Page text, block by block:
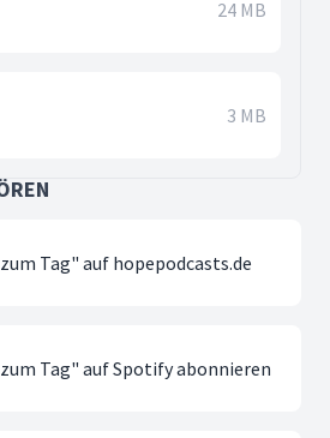
24 MB
3 MB
Tag" auf hopepodcasts.de
Tag" auf Spotify abonnieren